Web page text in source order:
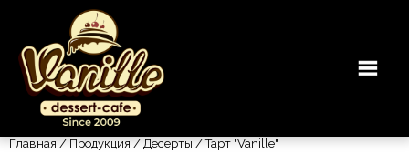
Главная/Продукция/Десерты/ Тарт "Vanille"